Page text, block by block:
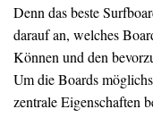
Denn das beste
darauf an, welches
Können und den
Um die Boards
zentrale Eigenschaften